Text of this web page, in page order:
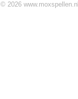
© 2026 www.moxspellen.nl